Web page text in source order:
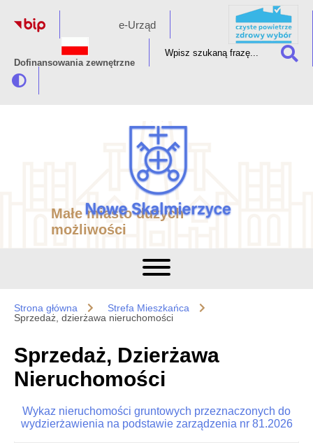
e-Urząd
Dofinansowania zewnętrzne
Małe miasto dużych
możliwości
Strona główna
Strefa Mieszkańca
Sprzedaż, dzierżawa nieruchomości
Sprzedaż, Dzierżawa
Nieruchomości
Wykaz nieruchomości gruntowych przeznaczonych do
wydzierżawienia na podstawie zarządzenia nr 81.2026